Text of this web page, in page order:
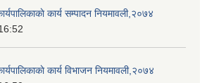
कार्य सम्पादन नियमावली,२०७४
कार्य विभाजन नियमावली,२०७४